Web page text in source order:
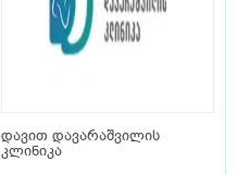
დავით დავარაშვილის
კლინიკა